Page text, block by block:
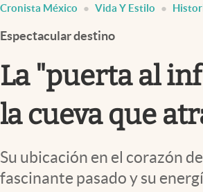
Opinión
Brand Strategy
Vida y estilo
Tv
Espiritualidad
Cronista México Vida Y Estilo
Espectacular destino
La "puerta al
la cueva que
Su ubicación en el corazón
fascinante pasado y su